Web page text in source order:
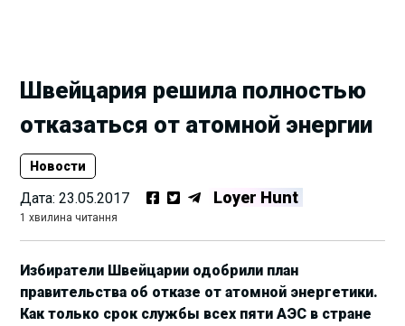
Швейцария решила полностью
отказаться от атомной энергии
Новости
Дата:23.05.2017 Loyer Hunt
1 хвилина читання
Избиратели Швейцарии одобрили план
правительства об отказе от атомной энергетики.
Как только срок службы всех пяти АЭС в стране